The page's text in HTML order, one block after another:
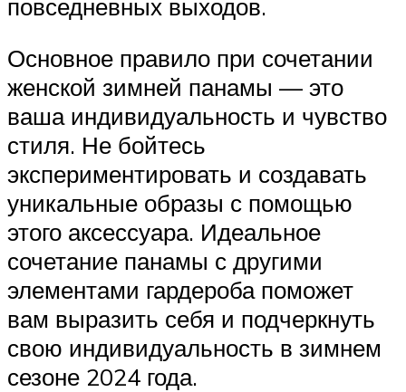
повседневных выходов.
Основное правило при сочетании
женской зимней панамы — это
ваша индивидуальность и чувство
стиля. Не бойтесь
экспериментировать и создавать
уникальные образы с помощью
этого аксессуара. Идеальное
сочетание панамы с другими
элементами гардероба поможет
вам выразить себя и подчеркнуть
свою индивидуальность в зимнем
сезоне 2024 года.